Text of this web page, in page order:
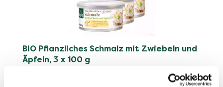
BIO Pflanzliches Schmalz mit Zwiebeln und
Äpfeln, 3 x 100 g